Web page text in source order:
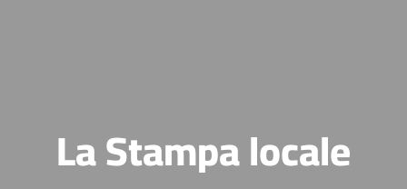
La Stampa locale